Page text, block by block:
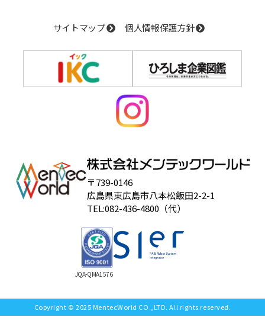
〒739-0146
広島県東広島市八本松飯田2-2-1
TEL:082-436-4800（代）
JQA-QMA1576
サイトマップ 個人情報保護方針
Copyright © 2025 MentecWorld CO.,LTD. All rights reserved.